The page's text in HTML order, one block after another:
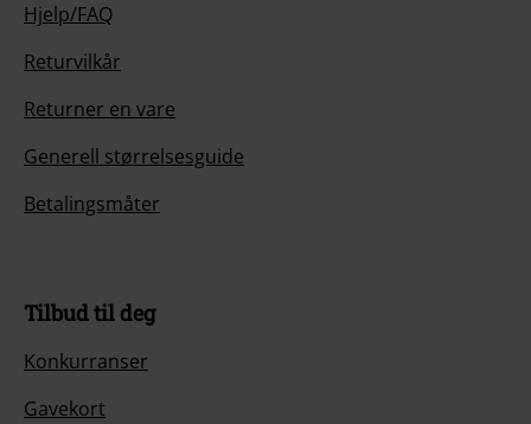
Hjelp/FAQ
Returvilkår
Returner en vare
Generell størrelsesguide
Betalingsmåter
Tilbud til deg
Konkurranser
Gavekort